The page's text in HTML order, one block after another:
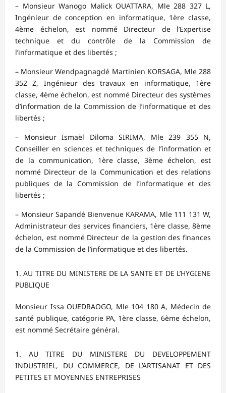
– Monsieur Wanogo Malick OUATTARA, Mle 288 327 L,
Ingénieur de conception en informatique, 1ère classe,
4ème échelon, est nommé Directeur de l’Expertise
technique et du contrôle de la Commission de
l’informatique et des libertés ;
– Monsieur Wendpagnagdé Martinien KORSAGA, Mle 288
352 Z, Ingénieur des travaux en informatique, 1ère
classe, 4ème échelon, est nommé Directeur des systèmes
d’information de la Commission de l’informatique et des
libertés ;
– Monsieur Ismaël Diloma SIRIMA, Mle 239 355 N,
Conseiller en sciences et techniques de l’information et
de la communication, 1ère classe, 3ème échelon, est
nommé Directeur de la Communication et des relations
publiques de la Commission de l’informatique et des
libertés ;
– Monsieur Sapandé Bienvenue KARAMA, Mle 111 131 W,
Administrateur des services financiers, 1ère classe, 8ème
échelon, est nommé Directeur de la gestion des finances
de la Commission de l’informatique et des libertés.
AU TITRE DU MINISTERE DE LA SANTE ET DE L’HYGIENE
PUBLIQUE
Monsieur Issa OUEDRAOGO, Mle 104 180 A, Médecin de
santé publique, catégorie PA, 1ère classe, 6ème échelon,
est nommé Secrétaire général.
AU TITRE DU MINISTERE DU DEVELOPPEMENT
INDUSTRIEL, DU COMMERCE, DE L’ARTISANAT ET DES
PETITES ET MOYENNES ENTREPRISES